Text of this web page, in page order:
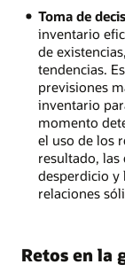
Toma de
inventario
de
tendencias.
previsiones
inventario
momento
el uso de los
resultado, las
desperdicio y
relaciones
Retos en la